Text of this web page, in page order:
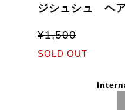
ジシュシュ ヘ
¥1,500
SOLD OUT